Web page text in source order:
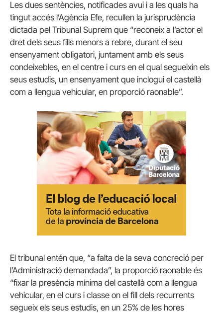
Les dues sentències, notificades avui i a les quals ha
tingut accés l’Agència Efe, recullen la jurisprudència
dictada pel Tribunal Suprem que “reconeix a l’actor el
dret dels seus fills menors a rebre, durant el seu
ensenyament obligatori, juntament amb els seus
condeixebles, en el centre i curs en el qual segueixin els
seus estudis, un ensenyament que inclogui el castellà
com a llengua vehicular, en proporció raonable”.
El tribunal entén que, “a falta de la seva concreció per
l’Administració demandada”, la proporció raonable és
“fixar la presència mínima del castellà com a llengua
vehicular, en el curs i classe on el fill dels recurrents
segueix els seus estudis, en un 25% de les hores